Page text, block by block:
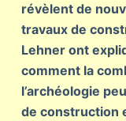
révèlent de
travaux de
Lehner ont
comment la
l’archéologie
de construction